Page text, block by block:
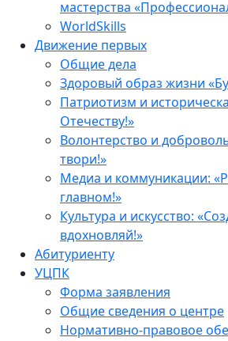
мастерства
WorldSkills
Движение первых
Общие дела
Здоровый образ жизни
Патриотизм и
Отечеству!»
Волонтерство и
твори!»
Медиа и коммуникации:
главном!»
Культура и искусство:
вдохновляй!»
Абитуриенту
УЦПК
Форма заявления
Общие сведения о центре
Нормативно-правовое